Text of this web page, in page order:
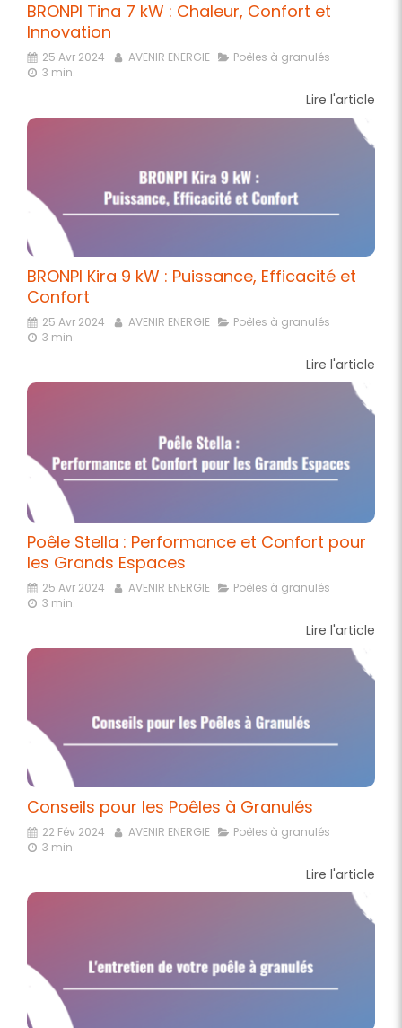
BRONPI Tina 7 kW : Chaleur, Confort et
Innovation
25 Avr 2024 AVENIR ENERGIE
Poêles à granulés
3 min.
Lire l'article
BRONPI Kira 9 kW : Puissance, Efficacité et
Confort
25 Avr 2024 AVENIR ENERGIE
Poêles à granulés
3 min.
Lire l'article
Poêle Stella : Performance et Confort pour
les Grands Espaces
25 Avr 2024 AVENIR ENERGIE
Poêles à granulés
3 min.
Lire l'article
Conseils pour les Poêles à Granulés
22 Fév 2024 AVENIR ENERGIE
Poêles à granulés
3 min.
Lire l'article